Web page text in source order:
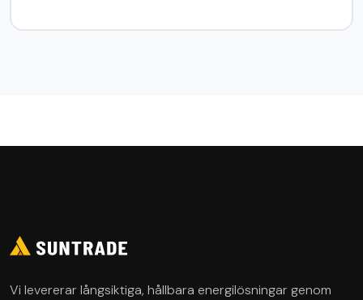
Vi levererar långsiktiga, hållbara energilösningar genom